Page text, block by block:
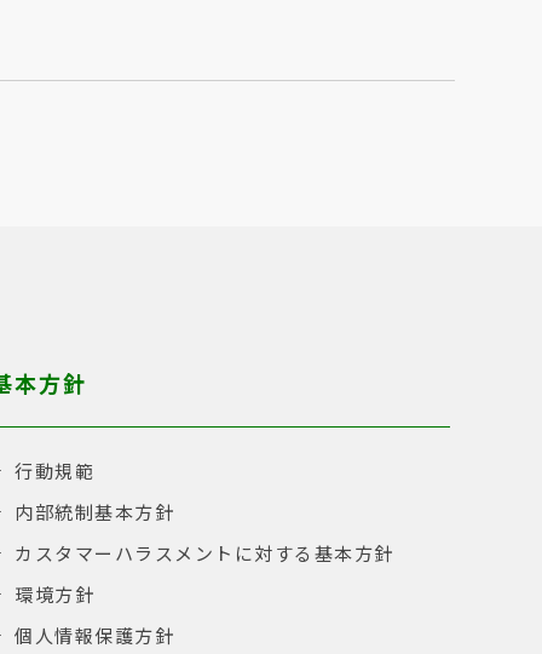
本方針
行動規範
内部統制基本方針
カスタマーハラスメントに対する基本方針
環境方針
個人情報保護方針